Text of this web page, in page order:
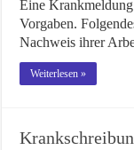
Eine
Vorgaben.
Nachweis ihrer
Weiterlesen »